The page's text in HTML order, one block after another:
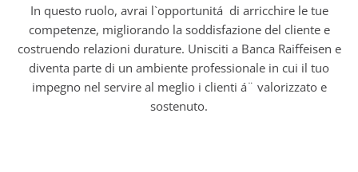
In questo ruolo, avrai l`opportunitá di arricchire le tue
competenze, migliorando la soddisfazione del cliente e
costruendo relazioni durature. Unisciti a Banca Raiffeisen e
diventa parte di un ambiente professionale in cui il tuo
impegno nel servire al meglio i clienti á¨ valorizzato e
sostenuto.